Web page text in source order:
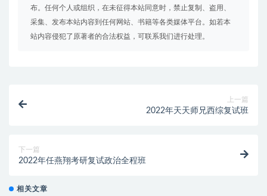
布。任何个人或组织，在未征得本站同意时，禁止复制、盗用、
采集、发布本站内容到任何网站、书籍等各类媒体平台。如若本
站内容侵犯了原著者的合法权益，可联系我们进行处理。
上一篇
2022年天天师兄西综复试班
下一篇
2022年任燕翔考研复试政治全程班
相关文章